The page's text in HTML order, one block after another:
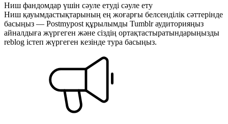
Ниш фандомдар үшін сәуле етуді сәуле ету
Ниш қауымдастықтарының ең жоғарғы белсенділік сәттерінде
басыңыз — Postmypost құрылымды Tumblr аудиторияңыз
айналдыға жүргеген және сіздің ортақтастыратындарыңызды
reblog істеп жүргеген кезінде тура басыңыз.